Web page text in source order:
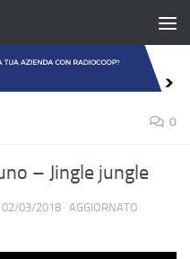
0
– Jingle jungle
02/03/2018 · AGGIORNATO